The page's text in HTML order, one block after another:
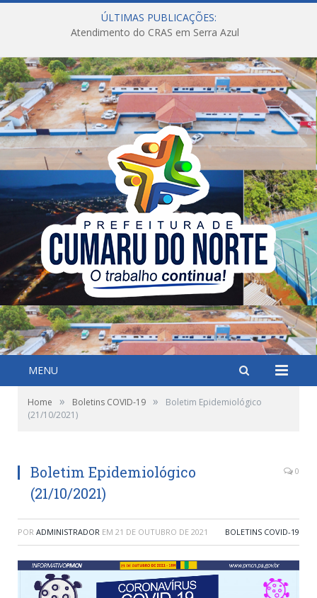
ÚLTIMAS PUBLICAÇÕES:
Atendimento do CRAS em Serra Azul
MENU
Home » Boletins COVID-19 »
Boletim Epidemiológico
(21/10/2021)
Boletim Epidemiológico
(21/10/2021)
0
POR ADMINISTRADOR EM 21 DE OUTUBRO DE 2021 BOLETINS COVID-19